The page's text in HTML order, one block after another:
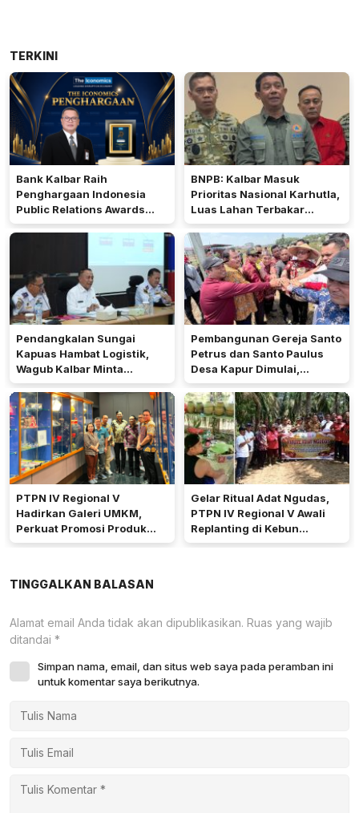
TERKINI
Bank Kalbar Raih
Penghargaan Indonesia
Public Relations Awards
2026
BNPB: Kalbar Masuk
Prioritas Nasional Karhutla,
Luas Lahan Terbakar
Peringkat Keempat
Pendangkalan Sungai
Kapuas Hambat Logistik,
Wagub Kalbar Minta
Pengerukan Diprioritaskan
Pembangunan Gereja Santo
Petrus dan Santo Paulus
Desa Kapur Dimulai,
Pemkab Kubu Raya Siapkan
Akses Jalan
PTPN IV Regional V
Hadirkan Galeri UMKM,
Perkuat Promosi Produk
Mitra Binaan Melalui Inovasi
Gelar Ritual Adat Ngudas,
PTPN IV Regional V Awali
Replanting di Kebun
Kembayan
TINGGALKAN BALASAN
Alamat email Anda tidak akan dipublikasikan. Ruas yang wajib
ditandai *
Simpan nama, email, dan situs web saya pada peramban ini
untuk komentar saya berikutnya.